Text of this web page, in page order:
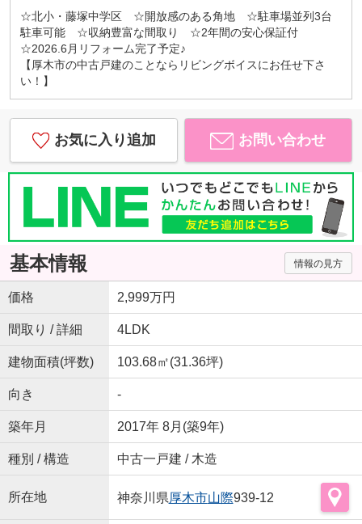
☆北小・藤塚中学区 ☆開放感のある角地 ☆駐車場並列3台
駐車可能 ☆収納豊富な間取り ☆2年間の安心保証付
☆2026.6月リフォーム完了予定♪
【厚木市の中古戸建のことならリビングボイスにお任せ下さ
い！】
お気に入り追加 お問い合わせ
基本情報 情報の見方
価格 2,999万円
間取り / 詳細 4LDK
建物面積(坪数) 103.68㎡(31.36坪)
向き -
築年月 2017年 8月(築9年)
種別 / 構造 中古一戸建 / 木造
所在地 神奈川県厚木市山際939-12